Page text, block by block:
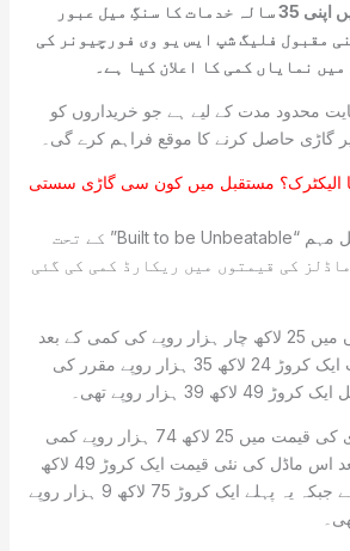
ٹویوٹا پاکستان نےملک میں اپنی 35 سالہ خدمات کا سنگِ میل عبور
مقبول فلیگ شپ ایس یو وی فورچیونر کی
نمایاں کمی کا اعلان کیا ہے۔
محدود مدت کے لیے ہے جو خریداروں کو
گاڑی حاصل کرنے کا موقع فراہم کرے گی۔
الیکٹرک؟ مستقبل میں کون سی گاڑی سستی
ٹویوٹا کی نئی پروموشنل مہم “Built to be Unbeatable” کے تحت
کی قیمتوں میں ریکارڈ کمی کی گئی
فورچیونر جی کے نرخوں میں 25 لاکھ چار ہزار روپے کی کمی کے بعد
اس ماڈل کی نئی قیمت ایک کروڑ 24 لاکھ 35 ہزار روپے مقرر کی
ہزار روپے تھی۔
اسی طرح فورچیونر وی کی قیمت میں 25 لاکھ 74 ہزار روپے کمی
کی گئی ہے، جس کے بعد اس ماڈل کی نئی قیمت ایک کروڑ 49 لاکھ
35 ہزار روپے ہو گئی ہے جبکہ یہ پہلے ایک کروڑ 75 لاکھ 9 ہزار روپے